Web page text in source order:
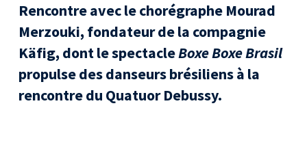
Rencontre avec le chorégraphe Mourad
Merzouki, fondateur de la compagnie
Käfig, dont le spectacleBoxe Boxe Brasil
propulse des danseurs brésiliens à la
rencontre du Quatuor Debussy.